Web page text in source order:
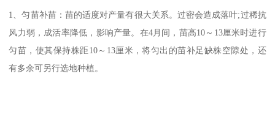
1、匀苗补苗：苗的适度对产量有很大关系。过密会造成落叶;过稀抗
风力弱，成活率降低，影响产量。在4月间，苗高10～13厘米时进行
匀苗，使其保持株距10～13厘米，将匀出的苗补足缺株空隙处，还
有多余可另行选地种植。